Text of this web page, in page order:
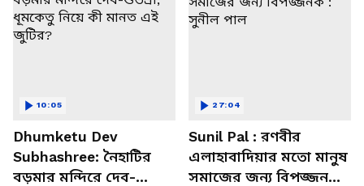
Dhumketu Dev
Subhashree: নৈহাটির
বড়মার মন্দিরে দেব-
10:05
Sunil Pal : রণবীর
এলাহাবাদিয়ার মতো মানুষ
সমাজের জন্য বিপজ্জনক :
27:04